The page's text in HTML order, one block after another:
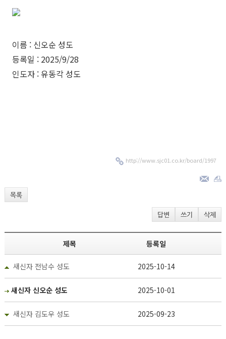
이름 : 신오순 성도
등록일 : 2025/9/28
인도자 : 유동각 성도
http://www.sjc01.co.kr/board/1997
목록
답변 쓰기 삭제
제목 등록일
새신자 전남수 성도 2025-10-14
새신자 신오순 성도 2025-10-01
새신자 김도우 성도 2025-09-23